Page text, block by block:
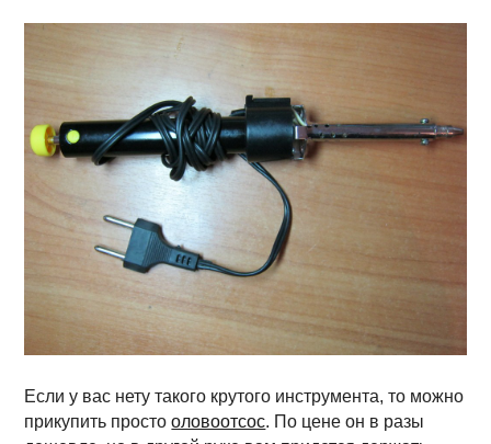
Если у вас нету такого крутого инструмента, то можно
прикупить простооловоотсос. По цене он в разы